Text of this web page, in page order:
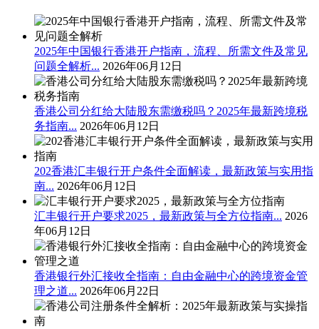
2025年中国银行香港开户指南，流程、所需文件及常见
问题全解析... 2026年06月12日
香港公司分红给大陆股东需缴税吗？2025年最新跨境税
务指南... 2026年06月12日
202香港汇丰银行开户条件全面解读，最新政策与实用指
南... 2026年06月12日
汇丰银行开户要求2025，最新政策与全方位指南... 2026
年06月12日
香港银行外汇接收全指南：自由金融中心的跨境资金管
理之道... 2026年06月22日